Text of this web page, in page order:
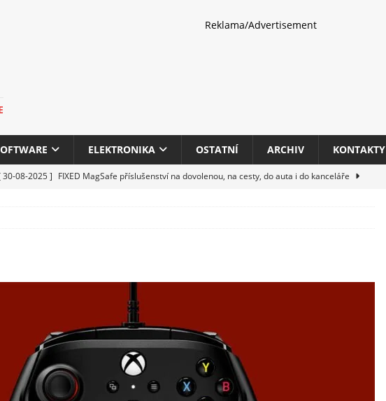
Reklama/Advertisement
ELEKTRONIKA OSTATNÍ ARCHIV KONTAKTY
30-08-2025 ] FIXED MagSafe příslušenství na dovolenou, na cesty, do auta i do kanceláře
Domácí pec na pizzu Cuisinart CPZ-120 promění vaši kuchyň na italskou
OSTATNÍ
[ 06-05-2025 ] Blockchain a růst krypto kasin: Co by měli vědět milovníci technologií
SOFTWARE